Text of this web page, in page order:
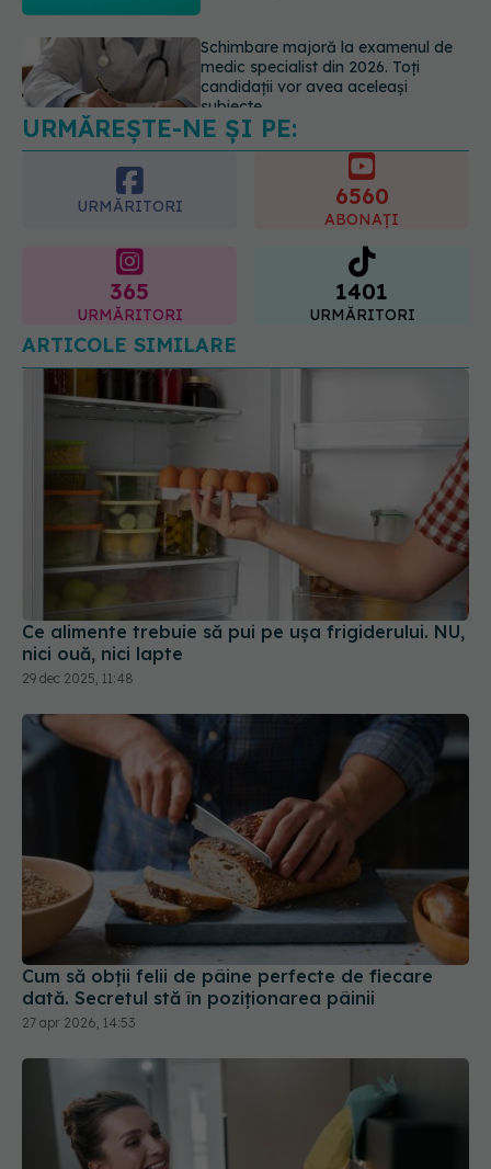
Cât durează simptomele
menopauzei?
07.08.2026, 15:14
URMĂREȘTE-NE ȘI PE:
URMĂRITORI
ABONAȚI
URMĂRITORI
1401
URMĂRITORI
ARTICOLE SIMILARE
Ce alimente trebuie să pui pe ușa frigiderului. NU,
Cum să obții felii de pâine perfecte de fiecare
dată. Secretul stă în poziționarea pâinii
27 apr 2026, 14:53